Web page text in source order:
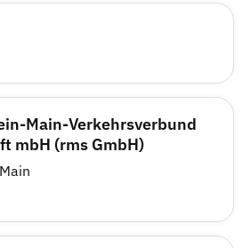
Main-Verkehrsverbund
mbH (rms GmbH)